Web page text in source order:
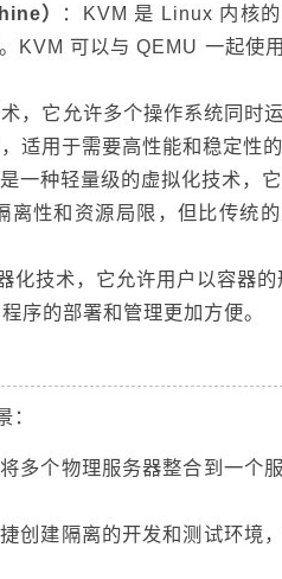
）
：KVM 是 Linux 内核
KVM 可以与 QEMU 一起使
，它允许多个操作系统同时
适用于需要高性能和稳定性的
一种轻量级的虚拟化技术，
性和资源局限，但比传统
化技术，它允许用户以容器
序的部署和管理更加方便。
：
多个物理服务器整合到一个
创建隔离的开发和测试环境